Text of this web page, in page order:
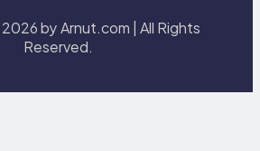
by Arnut.com | All Rights
Reserved.